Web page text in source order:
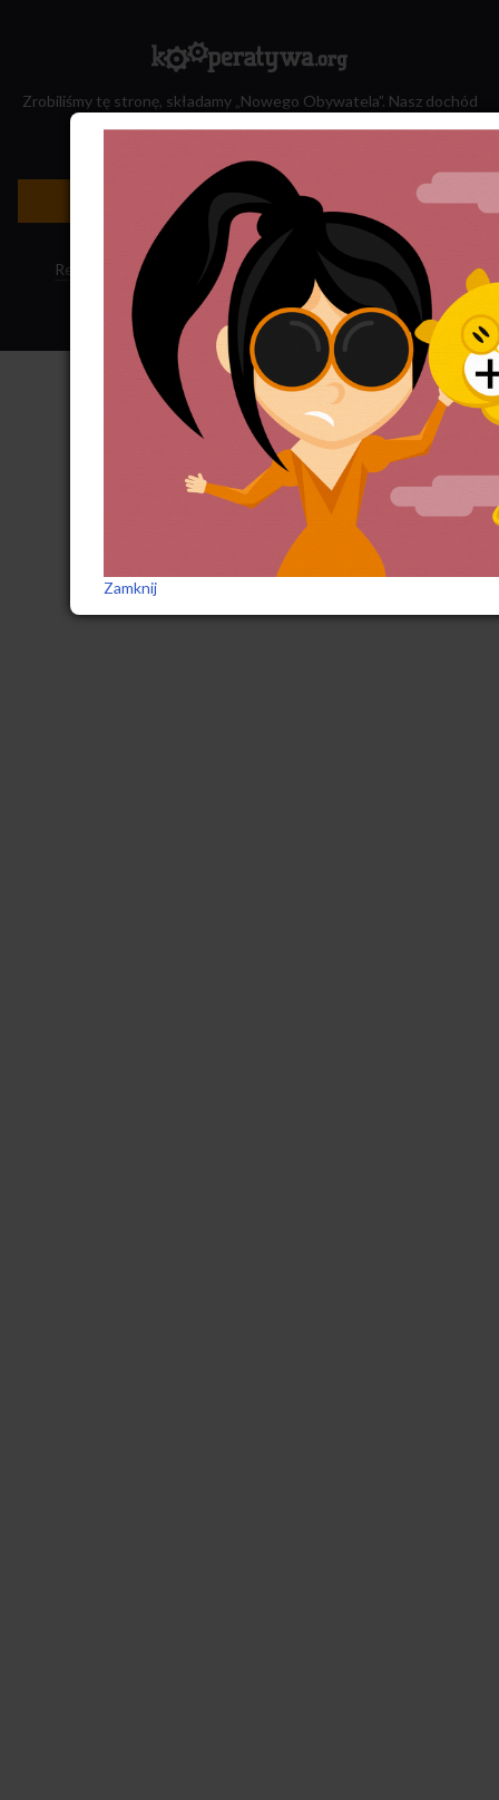
Zrobiliśmy tę stronę, składamy „Nowego Obywatela”. Nasz dochód
Newsletter »
Regulamin sklepu Polityka ciasteczek ·Subskrypcja RSS
Zamknij